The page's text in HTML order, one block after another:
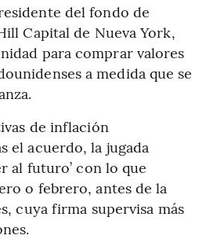
del fondo de
Capital de Nueva York,
para comprar valores
a medida que se
de inflación
el acuerdo, la jugada
al futuro’ con lo que
o febrero, antes de la
cuya firma supervisa más